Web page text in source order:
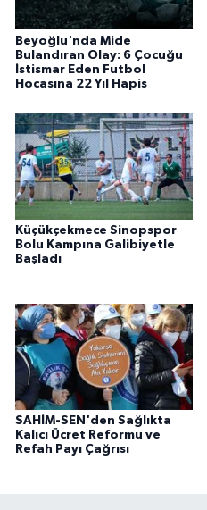
Beyoğlu'nda Mide
Bulandıran Olay: 6 Çocuğu
İstismar Eden Futbol
Hocasına 22 Yıl Hapis
Küçükçekmece Sinopspor
Bolu Kampına Galibiyetle
Başladı
SAHİM-SEN'den Sağlıkta
Kalıcı Ücret Reformu ve
Refah Payı Çağrısı